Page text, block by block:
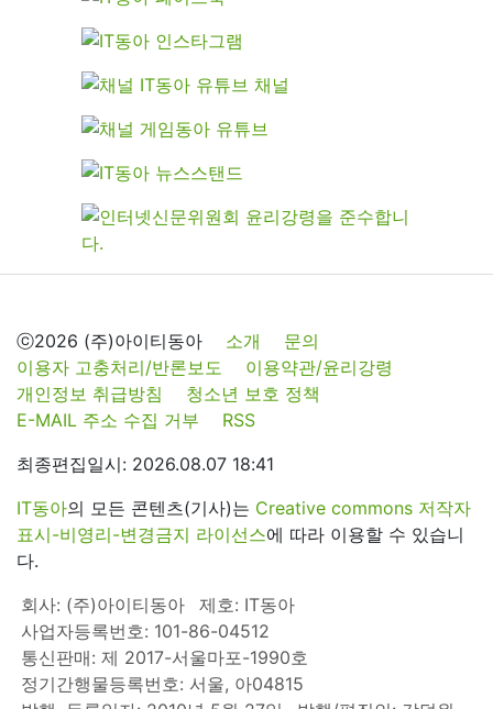
ⓒ2026 (주)아이티동아 소개
문의
이용자 고충처리/반론보도
이용약관/윤리강령
개인정보 취급방침
청소년 보호 정책
E-MAIL 주소 수집 거부
RSS
최종편집일시: 2026.08.07 18:41
IT동아의 모든 콘텐츠(기사)는 Creative commons 저작자
표시-비영리-변경금지 라이선스에 따라 이용할 수 있습니
다.
회사: (주)아이티동아
제호: IT동아
사업자등록번호: 101-86-04512
통신판매: 제 2017-서울마포-1990호
정기간행물등록번호: 서울, 아04815